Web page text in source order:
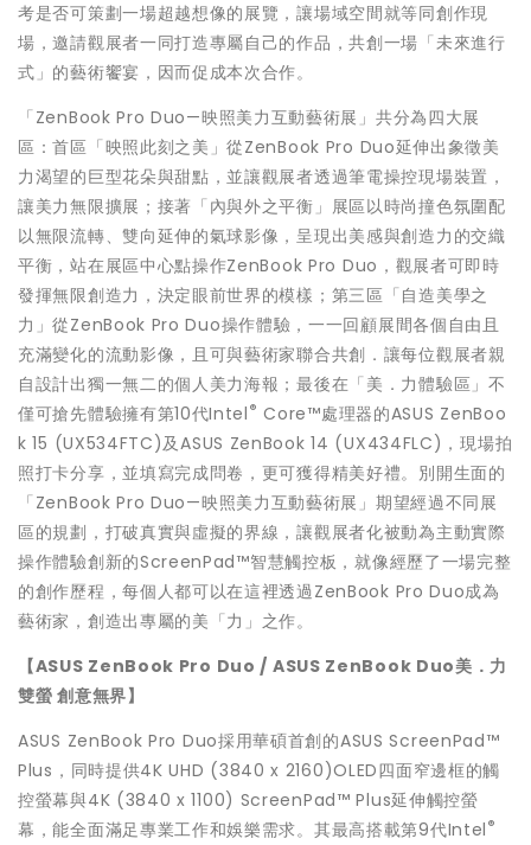
考是否可策劃一場超越想像的展覽，讓場域空間就等同創作現
場，邀請觀展者一同打造專屬自己的作品，共創一場「未來進行
式」的藝術饗宴，因而促成本次合作。
「ZenBook Pro Duo—映照美力互動藝術展」共分為四大展
區：首區「映照此刻之美」從ZenBook Pro Duo延伸出象徵美
力渴望的巨型花朵與甜點，並讓觀展者透過筆電操控現場裝置，
讓美力無限擴展；接著「內與外之平衡」展區以時尚撞色氛圍配
以無限流轉、雙向延伸的氣球影像，呈現出美感與創造力的交織
平衡，站在展區中心點操作ZenBook Pro Duo，觀展者可即時
發揮無限創造力，決定眼前世界的模樣；第三區「自造美學之
力」從ZenBook Pro Duo操作體驗，一一回顧展間各個自由且
充滿變化的流動影像，且可與藝術家聯合共創．讓每位觀展者親
自設計出獨一無二的個人美力海報；最後在「美．力體驗區」不
僅可搶先體驗擁有第10代Intel ® Core™處理器的ASUS ZenBoo
k 15 (UX534FTC)及ASUS ZenBook 14 (UX434FLC)，現場拍
照打卡分享，並填寫完成問卷，更可獲得精美好禮。別開生面的
「ZenBook Pro Duo—映照美力互動藝術展」期望經過不同展
區的規劃，打破真實與虛擬的界線，讓觀展者化被動為主動實際
操作體驗創新的ScreenPad™智慧觸控板，就像經歷了一場完整
的創作歷程，每個人都可以在這裡透過ZenBook Pro Duo成為
藝術家，創造出專屬的美「力」之作。
【ASUS ZenBook Pro Duo / ASUS ZenBook Duo美．力
雙螢 創意無界】
ASUS ZenBook Pro Duo採用華碩首創的ASUS ScreenPad™
Plus，同時提供4K UHD (3840 x 2160)OLED四面窄邊框的觸
控螢幕與4K (3840 x 1100) ScreenPad™ Plus延伸觸控螢
幕，能全面滿足專業工作和娛樂需求。其最高搭載第9代Intel ®